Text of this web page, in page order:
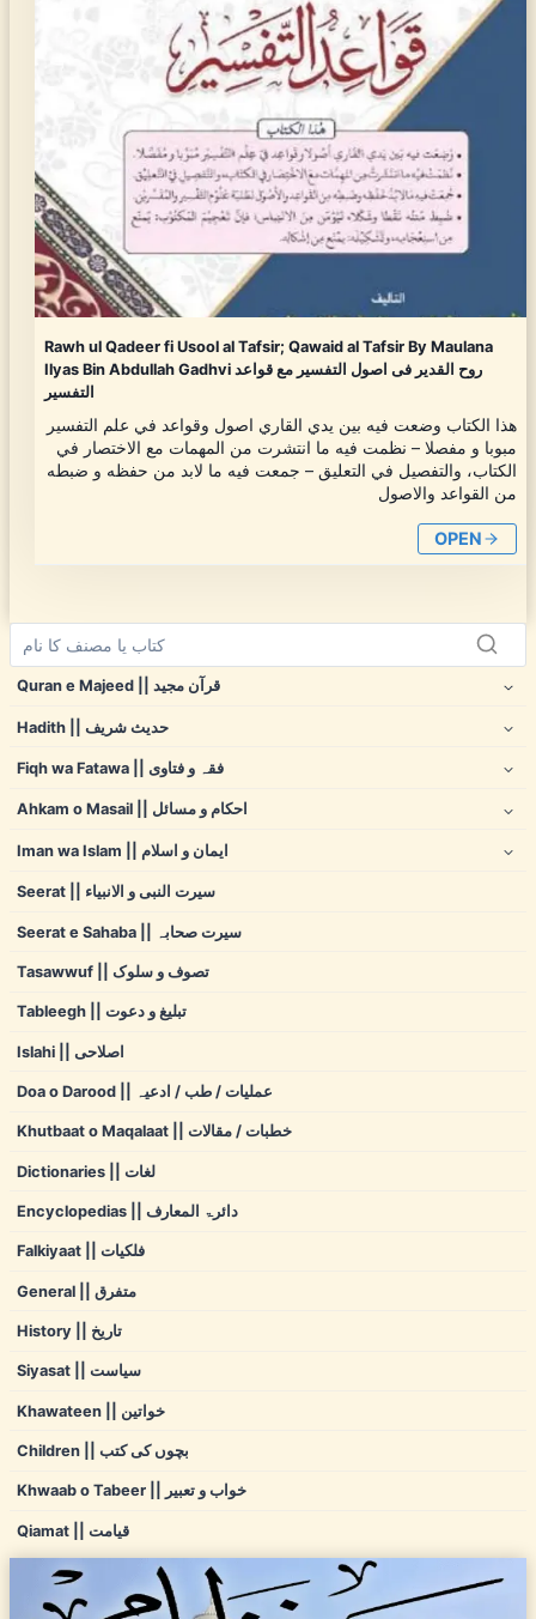
Rawh ul Qadeer fi Usool al Tafsir; Qawaid al Tafsir By Maulana
Ilyas Bin Abdullah Gadhvi روح القدیر فی اصول التفسیر مع قواعد
التفسیر
هذا الكتاب وضعت فيه بين يدي القاري اصول وقواعد في علم التفسير
مبوبا و مفصلا – نظمت فيه ما انتشرت من المهمات مع الاختصار في
الكتاب، والتفصيل في التعليق – جمعت فيه ما لابد من حفظه و ضبطه
من القواعد والاصول
OPEN
Quran e Majeed || قرآن مجید
Hadith || حدیث شریف
Fiqh wa Fatawa || فقہ و فتاوی
Ahkam o Masail || احکام و مسائل
Iman wa Islam || ایمان و اسلام
Seerat || سیرت النبی و الانبیاء
Seerat e Sahaba || سیرت صحابہ
Tasawwuf || تصوف و سلوک
Tableegh || تبلیغ و دعوت
Islahi || اصلاحی
Doa o Darood || عملیات / طب / ادعیہ
Khutbaat o Maqalaat || خطبات / مقالات
Dictionaries || لغات
Encyclopedias || دائرۃ المعارف
Falkiyaat || فلکیات
General || متفرق
History || تاریخ
Siyasat || سیاست
Khawateen || خواتین
Children || بچوں کی کتب
Khwaab o Tabeer || خواب و تعبیر
Qiamat || قیامت